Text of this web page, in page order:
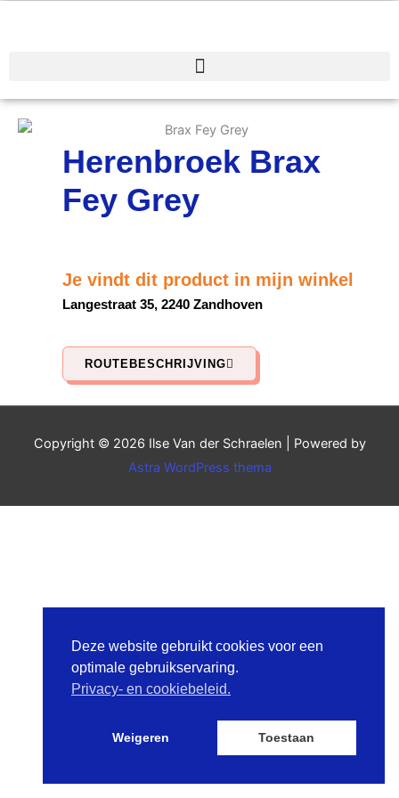
Herenbroek Brax
Fey Grey
Je vindt dit product in mijn winkel
Langestraat 35, 2240 Zandhoven
ROUTEBESCHRIJVING
Copyright © 2026 Ilse Van der Schraelen | Powered by
Astra WordPress thema
Deze website gebruikt cookies voor een
optimale gebruikservaring.
Privacy- en cookiebeleid.
Weigeren Toestaan